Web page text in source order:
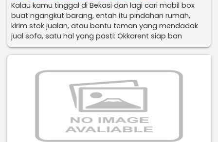
Kalau kamu tinggal di Bekasi dan lagi cari mobil box
buat ngangkut barang, entah itu pindahan rumah,
kirim stok jualan, atau bantu teman yang mendadak
jual sofa, satu hal yang pasti: Okkarent siap ban